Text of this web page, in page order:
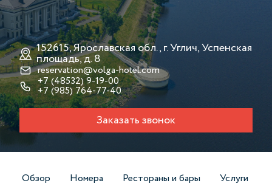
152615, Ярославская обл., г. Углич, Успенская
площадь, д. 8
reservation@volga-hotel.com
+7 (48532) 9-19-00
+7 (985) 764-77-40
Заказать звонок
Обзор Номера Рестораны и бары Услуги